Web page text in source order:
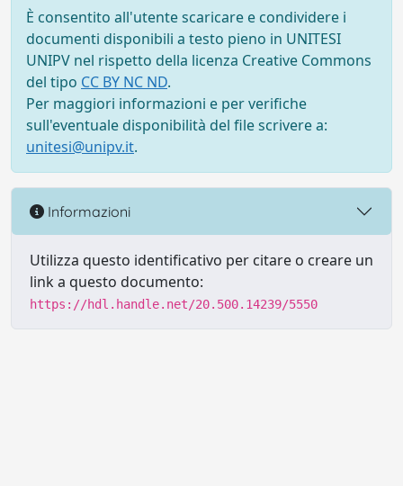
È consentito all'utente scaricare e condividere i
documenti disponibili a testo pieno in UNITESI
UNIPV nel rispetto della licenza Creative Commons
del tipo CC BY NC ND.
Per maggiori informazioni e per verifiche
sull'eventuale disponibilità del file scrivere a:
unitesi@unipv.it.
Informazioni
Utilizza questo identificativo per citare o creare un
link a questo documento:
https://hdl.handle.net/20.500.14239/5550